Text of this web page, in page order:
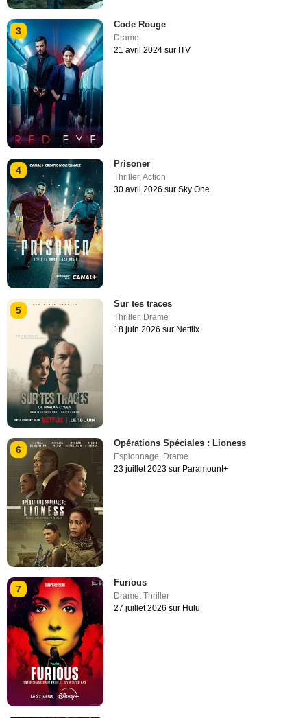
3
Code Rouge
Drame
21 avril 2024 sur ITV
4
Prisoner
Thriller,Action
30 avril 2026 sur Sky One
5
Sur tes traces
Thriller, Drame
18 juin 2026 sur Netflix
6
Opérations Spéciales : Lioness
Espionnage, Drame
23 juillet 2023 sur Paramount+
7
Furious
Drame,Thriller
27 juillet 2026 sur Hulu